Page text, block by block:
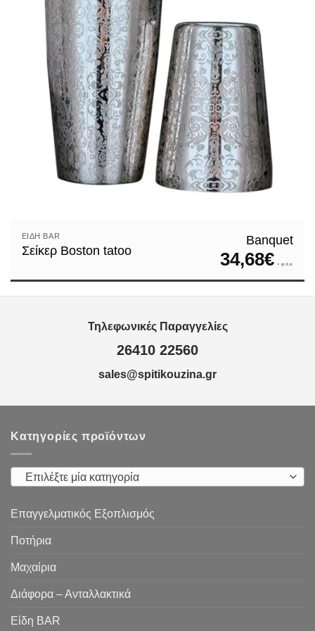
ΕΊΔΗ ΒAR
Σείκερ Boston tatoo
Banquet
34,68€ + φ.π.α.
Τηλεφωνικές Παραγγελίες
26410 22560
sales@spitikouzina.gr
Κατηγορίες προϊόντων
Επιλέξτε μία κατηγορία
Επαγγελματικός Εξοπλισμός
Ποτήρια
Μαχαίρια
Διάφορα – Ανταλλακτικά
Είδη ΒAR